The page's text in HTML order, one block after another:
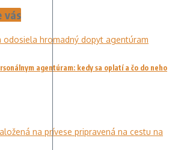
vás
agentúram: kedy sa oplatí a čo do neho